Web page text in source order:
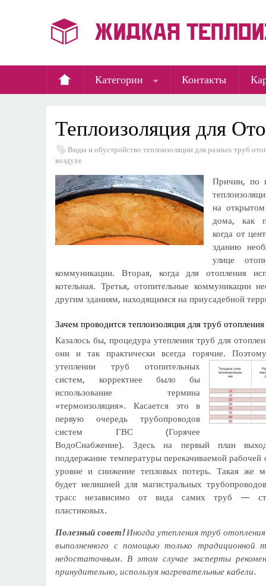
Категории Контакты
Теплоизоляция для
Виды и обустройство теплоизоляции для разных труб
воздухе
Причин, по
на
дома, как
когда от
зданию
улице
коммуникации. Вторая, когда для отопления
котельная. Третья, отопительные коммуникации
другим зданиям, находящимся на приусадебной
Зачем проводится теплоизоляция для труб
Казалось бы, процедура утепления труб для
они и так практически всегда горячие.
утеплении труб отопительных
систем, корректнее было бы
использование термина
«термоизоляция». Касается это в
первую очередь трубопроводов
систем ГВС (Горячее
ВодоСнабжение). Здесь на первый план
поддержание температуры перекачиваемой
уровне и снижение тепловых потерь. Такая же
будет нелишней для магистральных
трасс независимо от вида самих труб —
пластиковых.
Полезный совет!Иногда утепления труб отопления
выполненного с помощью только традиционной
недостаточным. В этом случае эксперты
принудительно, используя нагревательные кабели.